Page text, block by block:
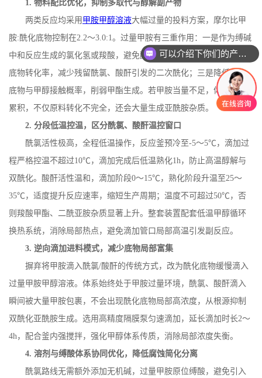
1.物料配比优化，抑制多取代与醇解副产物
两类反应均采用 甲胺甲醇溶液大幅过量的投料方案，摩尔比甲
胺:酰化底物控制在2.2～3.0:1。过量甲胺有三重作用：一是作为缚碱
中和反应生成的氯化氢或羧酸，避免酸性介质钝化甲胺；二是提高
底物转化率，减少残留酰氯、酸酐引发的二次酰化；三是降低酰化
底物与甲醇接触概率，削弱甲酯生成。若甲胺当量不足，体系酸性
累积，不仅原料转化不完全，还会大量生成亚酰胺杂质。
2.分段低温控温，区分酰氯、酸酐温控窗口
酰氯活性极高，全程低温操作，反应釜预冷至-5～5℃，滴加过
程严格控温不超过10℃，滴加完成后低温熟化1h，防止高温醇解与
双酰化。酸酐活性温和，滴加阶段0～15℃，熟化阶段升温至25～
35℃，适度提升反应速率，缩短生产周期；温度不可超过50℃，否
则羧酸甲酯、二酰亚胺杂质显著上升。整套装置配套低温甲醇循环
换热系统，消除局部热点，避免滴加管口局部高温引发副反应。
3.逆向滴加进料模式，减少底物局部富集
摒弃将甲胺滴入酰氯/酸酐的传统方式，改为酰化底物缓慢滴入
过量甲胺甲醇溶液。体系始终处于甲胺过量环境，酰氯、酸酐滴入
瞬间被大量甲胺包裹，不会出现酰化底物局部高浓度，从根源抑制
双酰化亚酰胺生成。选用高精度隔膜泵匀速滴加，延长滴加时长2～
4h，配合釜内强搅拌，强化甲醇体系传质，消除局部浓度失衡。
4.溶剂与缚酸体系协同优化，降低腐蚀简化分离
酰氯路线无需额外添加无机碱，过量甲胺原位缚酸，避免引入
可以介绍下你们的产品么